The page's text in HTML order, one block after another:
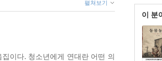
이 분
펼쳐보기
이다. 청소년에게 연대란 어떤 의